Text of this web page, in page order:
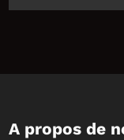
A propos de